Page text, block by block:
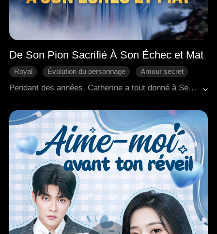
De Son Pion Sacrifié À Son Échec et Mat
Royal Évolution du personnage
Amour secret
Romance antique
Pendant des années, Catherine a tout donné à Sebastian, pour n'être finalement qu'un pion dans ses mains. Il lui avait demandé de gagner l'affection de Louis, dans le but de saboter le mariage entre celui-ci et son véritable amour, Olivia. Lorsque Catherine a découvert cette ultime tromperie, une déception profonde l'a poussée à transformer le mensonge en réalité. Elle a épousé Louis, laissant Sebastian rongé par des regrets qui étaient venus trop tard pour changer le cours des événements.